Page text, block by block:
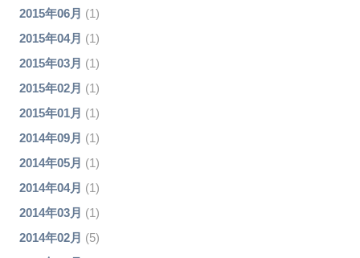
2015年06月 (1)
2015年04月 (1)
2015年03月 (1)
2015年02月 (1)
2015年01月 (1)
2014年09月 (1)
2014年05月 (1)
2014年04月 (1)
2014年03月 (1)
2014年02月 (5)